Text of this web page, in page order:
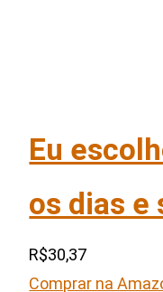
Eu
os dias e
R$30,37
Comprar na